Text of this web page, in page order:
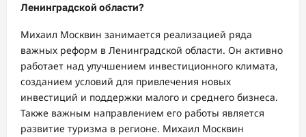
Ленинградской области?
Михаил Москвин занимается реализацией ряда
важных реформ в Ленинградской области. Он активно
работает над улучшением инвестиционного климата,
созданием условий для привлечения новых
инвестиций и поддержки малого и среднего бизнеса.
Также важным направлением его работы является
развитие туризма в регионе. Михаил Москвин